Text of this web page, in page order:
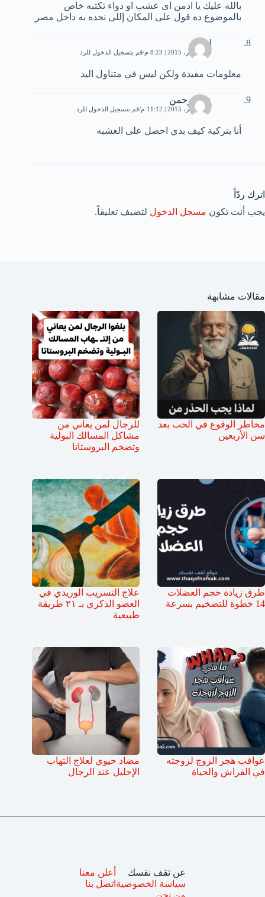
بالله عليك يا ادمن اى عشب او دواء تكتبه خاص
بالموضوع ده قول على المكان إللى نجده به داخل مصر
احمد
10 نوفمبر، 2015 | 8:23 م قم بتسجيل الدخول للرد
معلومات مفيدة ولكن ليس في متناول اليد
عبدالرحمن
20 نوفمبر، 2015 | 11:12 م قم بتسجيل الدخول للرد
أنا بتركية كيف بدي احصل على العشبه
اترك ردّاً
يجب أنت تكون مسجل الدخول لتضيف تعليقاً.
مقالات مشابهة
مخاطر الوقوع في الحب بعد
سن الأربعين
للرجال لمن يعاني من
مشاكل المسالك البولية
وتضخم البروستاتا
طرق زيادة حجم العضلات
14 خطوة للتضخيم بسرعة
علاج التسريب الوريدي في
العضو الذكري بـ ٢١ طريقة
طبيعية
عواقب هجر الزوج لزوجته
في الفراش والحياة
مضاد حيوي لعلاج التهاب
الإحليل عند الرجال
عن ثقف نفسك
سياسة الخصوصية
من نحن
أعلن معنا
اتصل بنا